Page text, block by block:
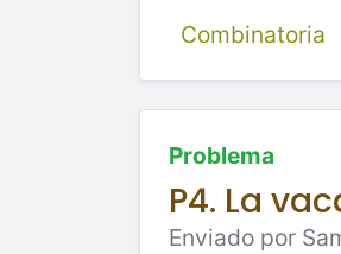
Combinatoria
Problema
P4. La
Enviado por